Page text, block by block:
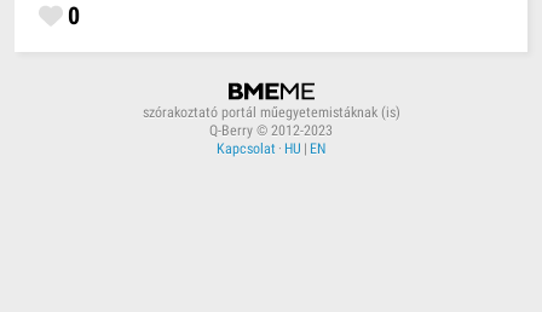
0
szórakoztató portál műegyetemistáknak (is)
Q-Berry © 2012-2023
Kapcsolat · HU | EN